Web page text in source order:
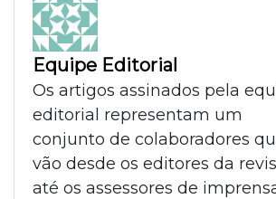
Equipe Editorial
Os artigos assinados pela
editorial representam um
conjunto de colaboradores
vão desde os editores da
até os assessores de